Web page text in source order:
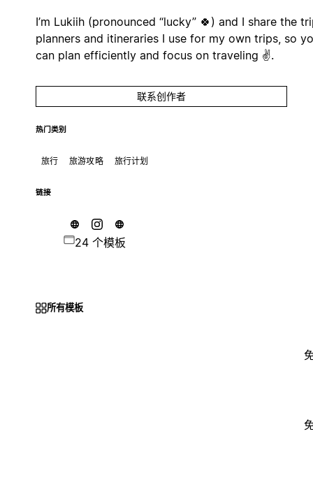
I’m Lukiih (pronounced “lucky” 🍀) and I share the
planners and itineraries I use for my own trips, so
can plan efficiently and focus on traveling ✌️.
联系创作者
热门类别
旅行 旅游攻略 旅行计划
链接
24 个模板
所有模板